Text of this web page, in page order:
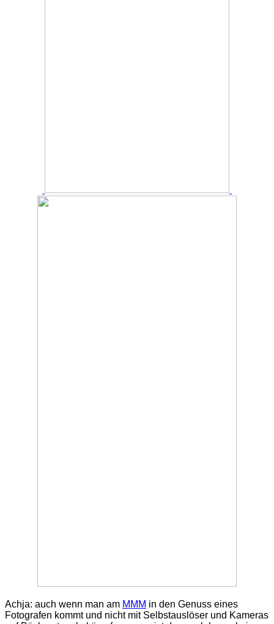
Achja: auch wenn man am MMM in den Genuss eines
Fotografen kommt und nicht mit Selbstauslöser und Kameras